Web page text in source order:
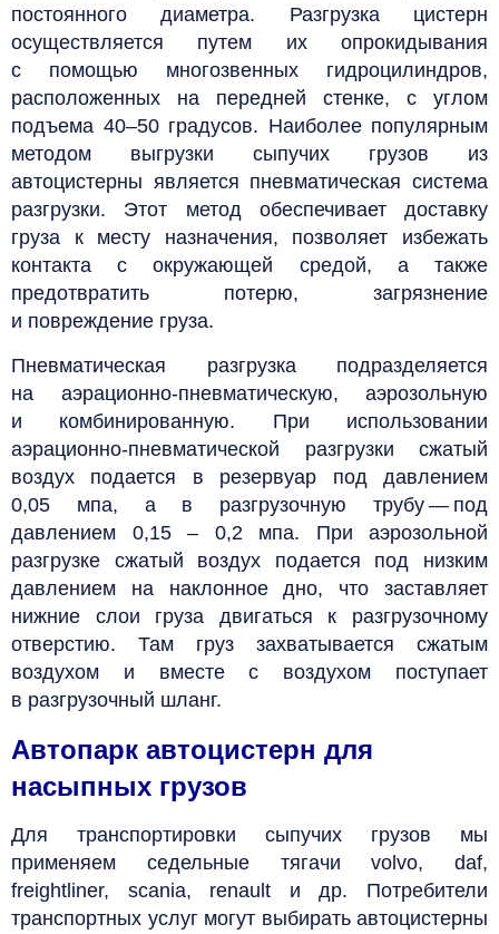
постоянного диаметра. Разгрузка цистерн
осуществляется путем их опрокидывания
с помощью многозвенных гидроцилиндров,
расположенных на передней стенке, с углом
подъема 40–50 градусов. Наиболее популярным
методом выгрузки сыпучих грузов из
автоцистерны является пневматическая система
разгрузки. Этот метод обеспечивает доставку
груза к месту назначения, позволяет избежать
контакта с окружающей средой, а также
предотвратить потерю, загрязнение
и повреждение груза.
Пневматическая разгрузка подразделяется
на аэрационно-пневматическую, аэрозольную
и комбинированную. При использовании
аэрационно-пневматической разгрузки сжатый
воздух подается в резервуар под давлением
0,05 мпа, а в разгрузочную трубу — под
давлением 0,15 – 0,2 мпа. При аэрозольной
разгрузке сжатый воздух подается под низким
давлением на наклонное дно, что заставляет
нижние слои груза двигаться к разгрузочному
отверстию. Там груз захватывается сжатым
воздухом и вместе с воздухом поступает
в разгрузочный шланг.
Автопарк автоцистерн для
насыпных грузов
Для транспортировки сыпучих грузов мы
применяем седельные тягачи volvo, daf,
freightliner, scania, renault и др. Потребители
транспортных услуг могут выбирать автоцистерны